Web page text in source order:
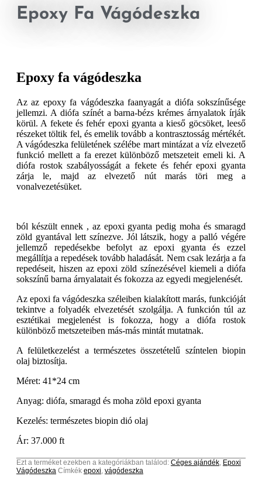
Epoxy Fa Vágódeszka
Epoxy fa vágódeszka
Az az epoxy fa vágódeszka faanyagát a diófa sokszínűsége
jellemzi. A diófa színét a barna-bézs krémes árnyalatok írják
körül. A fekete és fehér epoxi gyanta a kieső göcsöket, leeső
részeket töltik fel, és emelik tovább a kontrasztosság mértékét.
A vágódeszka felületének szélébe mart mintázat a víz elvezető
funkció mellett a fa erezet különböző metszeteit emeli ki. A
diófa rostok szabályosságát a fekete és fehér epoxi gyanta
zárja le, majd az elvezető nút marás töri meg a
vonalvezetésüket.
ból készült ennek , az epoxi gyanta pedig moha és smaragd
zöld gyantával lett színezve. Jól látszik, hogy a palló végére
jellemző repedésekbe befolyt az epoxi gyanta és ezzel
megállítja a repedések tovább haladását. Nem csak lezárja a fa
repedéseit, hiszen az epoxi zöld színezésével kiemeli a diófa
sokszínű barna árnyalatait és fokozza az egyedi megjelenését.
Az epoxi fa vágódeszka széleiben kialakított marás, funkcióját
tekintve a folyadék elvezetését szolgálja. A funkción túl az
esztétikai megjelenést is fokozza, hogy a diófa rostok
különböző metszeteiben más-más mintát mutatnak.
A felületkezelést a természetes összetételű színtelen biopin
olaj biztosítja.
Méret: 41*24 cm
Anyag: diófa, smaragd és moha zöld epoxi gyanta
Kezelés: természetes biopin dió olaj
Ár: 37.000 ft
Ezt a terméket ezekben a kategóriákban találod: Céges ajándék, Epoxi
Vágódeszka Címkék epoxi, vágódeszka